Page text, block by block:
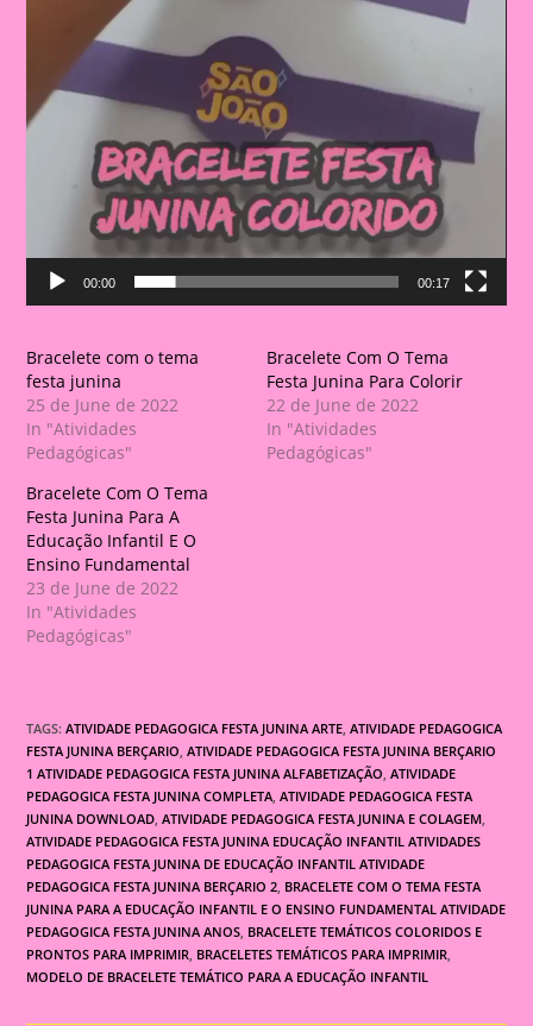
00:00 00:17
Bracelete com o tema
festa junina
25 de June de 2022
In "Atividades
Pedagógicas"
Bracelete Com O Tema
Festa Junina Para Colorir
22 de June de 2022
In "Atividades
Pedagógicas"
Bracelete Com O Tema
Festa Junina Para A
Educação Infantil E O
Ensino Fundamental
23 de June de 2022
In "Atividades
Pedagógicas"
TAGS:ATIVIDADE PEDAGOGICA FESTA JUNINA ARTE ATIVIDADE PEDAGOGICA
FESTA JUNINA BERÇARIO ATIVIDADE PEDAGOGICA FESTA JUNINA BERÇARIO
1 ATIVIDADE PEDAGOGICA FESTA JUNINA ALFABETIZAÇÃO ATIVIDADE
PEDAGOGICA FESTA JUNINA COMPLETA ATIVIDADE PEDAGOGICA FESTA
JUNINA DOWNLOAD ATIVIDADE PEDAGOGICA FESTA JUNINA E COLAGEM
ATIVIDADE PEDAGOGICA FESTA JUNINA EDUCAÇÃO INFANTIL ATIVIDADES
PEDAGOGICA FESTA JUNINA DE EDUCAÇÃO INFANTIL ATIVIDADE
PEDAGOGICA FESTA JUNINA BERÇARIO 2 BRACELETE COM O TEMA FESTA
JUNINA PARA A EDUCAÇÃO INFANTIL E O ENSINO FUNDAMENTAL ATIVIDADE
PEDAGOGICA FESTA JUNINA ANOS BRACELETE TEMÁTICOS COLORIDOS E
PRONTOS PARA IMPRIMIR BRACELETES TEMÁTICOS PARA IMPRIMIR
MODELO DE BRACELETE TEMÁTICO PARA A EDUCAÇÃO INFANTIL